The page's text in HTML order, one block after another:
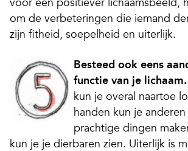
om de verbeteringen die iemand
zijn fitheid, soepelheid en uiterlijk.
Besteed ook eens
functie van je lichaam.
kun je overal naartoe
handen kun je
prachtige dingen
kun je je dierbaren zien. Uiterlijk is